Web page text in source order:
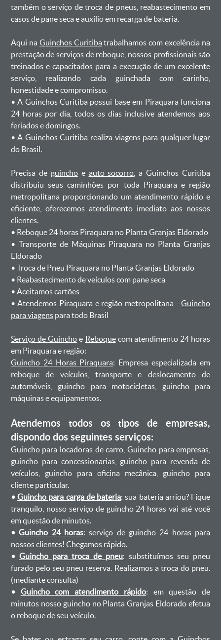
também o serviço de troca de pneus, reabastecimento em
casos de pane seca e auxílio em recarga de bateria. ㅤㅤ
Aqui na Guinchos Curitiba trabalhamos com excelência na
prestação de serviços de reboque, nossos profissionais são
treinados e capacitados para a execução de um excelente
serviço, realizando cada guinchada com carinho,
honestidade e compromisso.
ㅤㅤ• A Guinchos Curitiba possui base em Piraquara funciona
24 horas por dia, todos os dias inclusive atendemos aos
feriados e domingos.
ㅤㅤ• A Guinchos Curitiba realiza viagens para qualquer lugar
do Brasil.
Precisa de guinchoe auto socorro , a Guinchos Curitiba
distribuiu seus caminhões por toda Piraquara e região
metropolitana proporcionando um atendimento rápido e
eficiente, oferecemos atendimento imediato aos nossos
clientes.
ㅤㅤ• Reboque 24 horas Piraquara no Planta Granjas Eldorado
ㅤㅤ• Transporte de Máquinas Piraquara no Planta Granjas
Eldorado
ㅤㅤ• Troca de Pneu Piraquara no Planta Granjas Eldorado
ㅤㅤ• Reabastecimento de veículos com pane seca
ㅤㅤ• Aceitamos cartões
ㅤㅤ• Atendemos Piraquara e região metropolitana -Guincho
para viagenspara todo Brasil
Serviço de Guincho e Reboquecom atendimento 24 horas
em Piraquara e região:
Guincho 24 Horas Piraquara: Empresa especializada em
reboque de veículos, transporte e deslocamento de
automóveis, guincho para motocicletas, guincho para
máquinas e equipamentos.
Atendemos todos os tipos de empresas,
dispondo dos seguintes serviços:
Guincho para locadoras de carro, Guincho para empresas,
guincho para concessionarias, guincho para revenda de
veículos, guincho para oficina mecânica, guincho para
cliente particular.
•Guincho para carga de bateria: sua bateria arriou? Fique
tranquilo, nosso serviço de guincho 24 horas vai até você
em questão de minutos.
•Guincho 24 horas: serviço de guincho 24 horas para
nossos clientes! Chegamos rápido.
• Guincho para troca de pneu: substituímos seu pneu
furado pelo seu pneu reserva. Realizamos a troca do pneu.
(mediante consulta)
• Guincho com atendimento rápido: em questão de
minutos nosso guincho no Planta Granjas Eldorado efetua
o reboque de seu veículo.